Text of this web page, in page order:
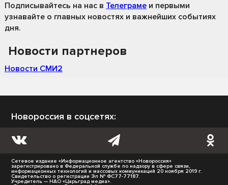
Подписывайтесь на нас в Телеграме и первыми
узнавайте о главных новостях и важнейших событиях
дня.
Новости партнеров
Новости СМИ2
Новороссия в соцсетях:
Сетевое издание «Информационное агентство «Новороссия»
зарегистрировано в Федеральной службе по надзору в сфере связи,
информационных технологий и массовых коммуникаций 20 ноября 2019 г.
Свидетельство о регистрации Эл № ФС77-77187.
Учредитель — НАО «Царьград медиа».